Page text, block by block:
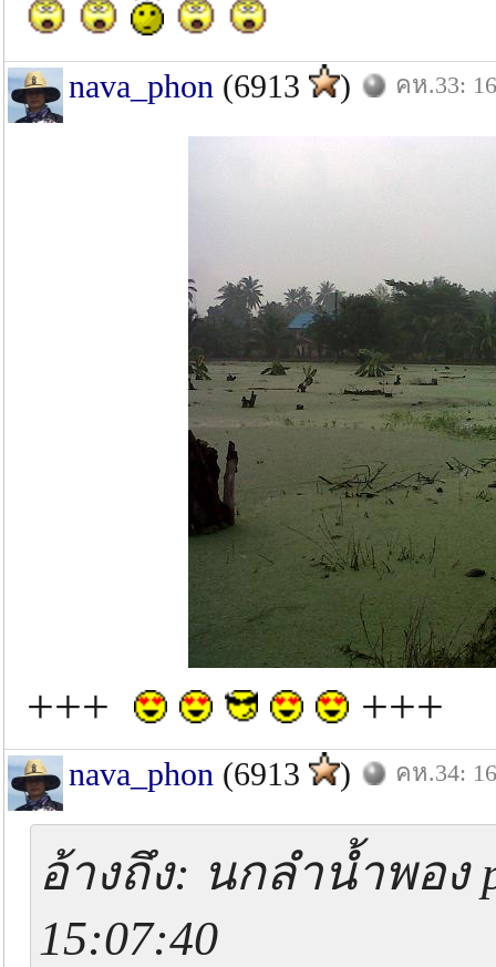
nava_phon (6913 ) คห.33:
+++ +++
nava_phon (6913 ) คห.34:
อ้างถึง: นกลำน้ำพอง
15:07:40